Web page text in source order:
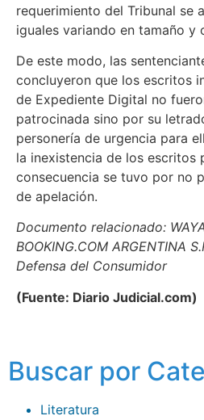
requerimiento del Tribunal se
iguales variando en tamaño y
De este modo, las
concluyeron que los escritos
de Expediente Digital no
patrocinada sino por su
personería de urgencia para
la inexistencia de los escritos
consecuencia se tuvo por no
de apelación.
Documento relacionado:
BOOKING.COM ARGENTINA
Defensa del Consumidor
(Fuente: Diario Judicial.com)
Buscar por
Literatura